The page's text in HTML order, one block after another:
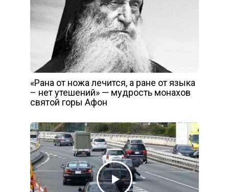
«Рана от ножа лечится, а ране от языка
– нет утешений» — мудрость монахов
святой горы Афон